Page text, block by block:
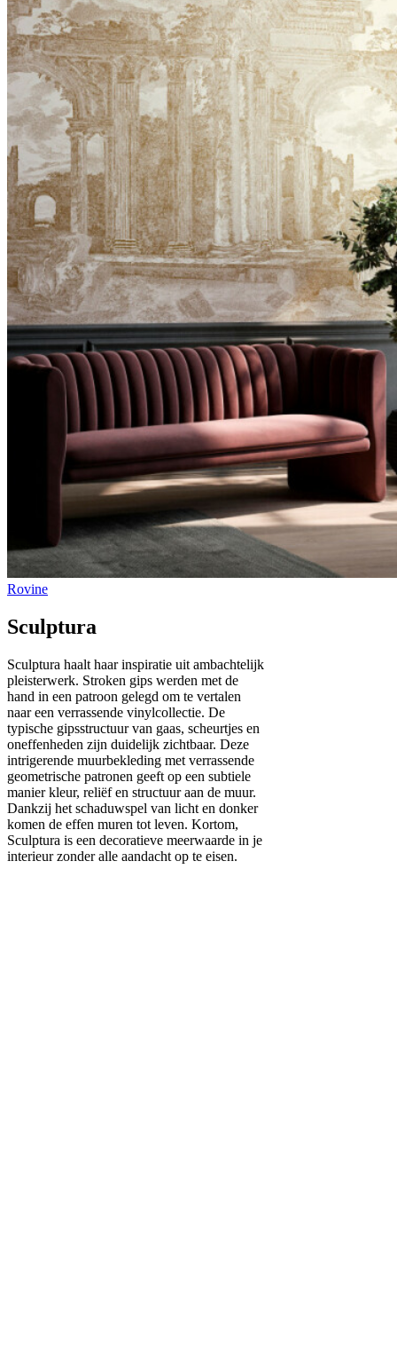
Sculptura
Sculptura haalt haar inspiratie uit ambachtelijk
pleisterwerk. Stroken gips werden met de
hand in een patroon gelegd om te vertalen
naar een verrassende vinylcollectie. De
typische gipsstructuur van gaas, scheurtjes en
oneffenheden zijn duidelijk zichtbaar. Deze
intrigerende muurbekleding met verrassende
geometrische patronen geeft op een subtiele
manier kleur, reliëf en structuur aan de muur.
Dankzij het schaduwspel van licht en donker
komen de effen muren tot leven. Kortom,
Sculptura is een decoratieve meerwaarde in je
interieur zonder alle aandacht op te eisen.